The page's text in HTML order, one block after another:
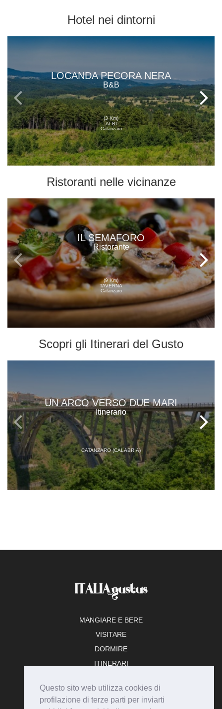
Questo sito web utilizza cookies di
profilazione di terze parti per inviarti
Hotel nei dintorni
LOCANDA PECORA NERA
B&B
(3 Km)
ALBI
Catanzaro
Ristoranti nelle vicinanze
IL SEMAFORO
Ristorante
(9 Km)
TAVERNA
Catanzaro
Scopri gli Itinerari del Gusto
UN ARCO VERSO DUE MARI
Itinerario
CATANZARO (CALABRIA)
MANGIARE E BERE
VISITARE
DORMIRE
ITINERARI
ADERISCI